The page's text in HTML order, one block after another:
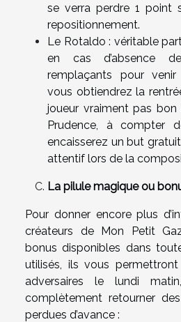
se verra perdre 1 point
repositionnement.
Le Rotaldo : véritable
en cas d’absence
remplaçants pour
vous obtiendrez la
joueur vraiment pas
Prudence, à compter
encaisserez un but
attentif lors de la
La pilule magique ou
Pour donner encore plus
créateurs de Mon Petit
bonus disponibles dans
utilisés, ils vous
adversaires le lundi
complètement retourner
perdues d’avance :